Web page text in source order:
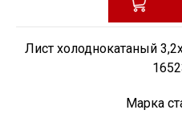
Лист холоднокатаный
Марка